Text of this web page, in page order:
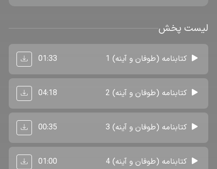
لیست پخش
کتابنامه (طوفان و آینه) 1 01:33
کتابنامه (طوفان و آینه) 2 04:18
کتابنامه (طوفان و آینه) 3 00:35
کتابنامه (طوفان و آینه) 4 01:00